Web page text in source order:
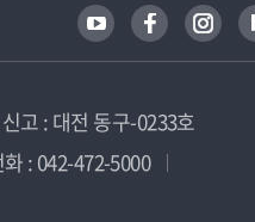
고 : 대전 동구-0233호
: 042-472-5000